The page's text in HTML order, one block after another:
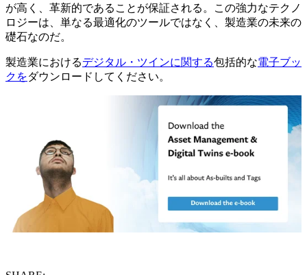
が高く、革新的であることが保証される。この強力なテクノ
ロジーは、単なる最適化のツールではなく、製造業の未来の
礎石なのだ。
製造業におけるデジタル・ツインに関する包括的な電子ブッ
クをダウンロードしてください。